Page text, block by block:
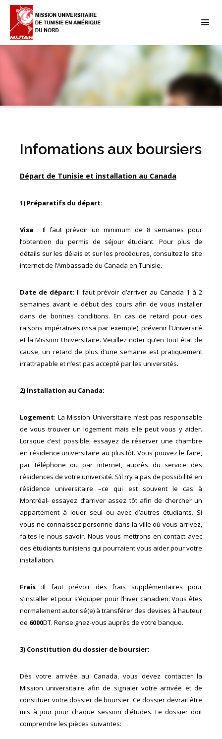
Infomations aux boursiers
Départ de Tunisie et installation au Canada
1) Préparatifs du départ:
Visa : Il faut prévoir un minimum de 8 semaines pour
l’obtention du permis de séjour étudiant. Pour plus de
détails sur les délais et sur les procédures, consultez le site
internet de l’Ambassade du Canada en Tunisie.
Date de départ: Il faut prévoir d’arriver au Canada 1 à 2
semaines avant le début des cours afin de vous installer
dans de bonnes conditions. En cas de retard pour des
raisons impératives (visa par exemple), prévenir l’Université
et la Mission Universitaire. Veuillez noter qu’en tout état de
cause, un retard de plus d’une semaine est pratiquement
irrattrapable et n’est pas accepté par les universités.
2) Installation au Canada:
Logement: La Mission Universitaire n’est pas responsable
de vous trouver un logement mais elle peut vous y aider.
Lorsque c’est possible, essayez de réserver une chambre
en résidence universitaire au plus tôt. Vous pouvez le faire,
par téléphone ou par internet, auprès du service des
résidences de votre université. S’il n’y a pas de possibilité en
résidence universitaire –ce qui est souvent le cas à
Montréal- essayez d’arriver assez tôt afin de chercher un
appartement à louer seul ou avec d’autres étudiants. Si
vous ne connaissez personne dans la ville où vous arrivez,
faites-le nous savoir. Nous vous mettrons en contact avec
des étudiants tunisiens qui pourraient vous aider pour votre
installation.
Frais :Il faut prévoir des frais supplémentaires pour
s’installer et pour s’équiper pour l’hiver canadien. Vous êtes
normalement autorisé(e) à transférer des devises à hauteur
de 6000DT. Renseignez-vous auprès de votre banque.
3) Constitution du dossier de boursier:
Dès votre arrivée au Canada, vous devez contacter la
Mission universitaire afin de signaler votre arrivée et de
constituer votre dossier de boursier. Ce dossier devrait être
mis à jour pour chaque session d'études. Le dossier doit
comprendre les pièces suivantes: